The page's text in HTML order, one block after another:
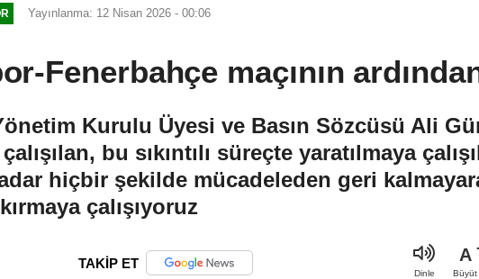
Yayınlanma: 12 Nisan 2026 - 00:06
Fenerbahçe maçının
Kurulu Üyesi ve Basın Sözcüsü Ali
bu sıkıntılı süreçte yaratılmaya
hiçbir şekilde mücadeleden geri
kırmaya çalışıyoruz
TAKİP ET
Dinle
A
Büyüt